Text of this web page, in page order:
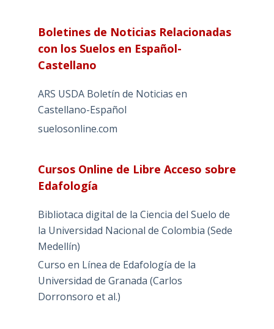
Boletines de Noticias Relacionadas
con los Suelos en Español-
Castellano
ARS USDA Boletín de Noticias en
Castellano-Español
suelosonline.com
Cursos Online de Libre Acceso sobre
Edafología
Bibliotaca digital de la Ciencia del Suelo de
la Universidad Nacional de Colombia (Sede
Medellín)
Curso en Línea de Edafología de la
Universidad de Granada (Carlos
Dorronsoro et al.)